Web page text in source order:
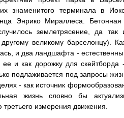
знаменитого терминала в
Энрико Мираллеса. Бетонная
землетрясение, да так
великому барселонцу).
и два ландшафта -
ее и как дорожку для
подлаживается под запросы
- как источник
жизнь словно бы
третьего измерения движения.